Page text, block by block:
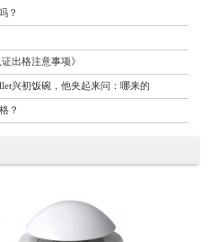
？
出格注意事项》
兴初饭碗，他夹起来问：哪来的
？